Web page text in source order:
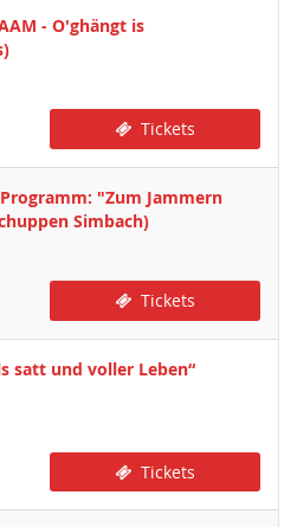
- O'ghängt is
Tickets
"Zum Jammern
Simbach)
Tickets
satt und voller Leben“
Tickets